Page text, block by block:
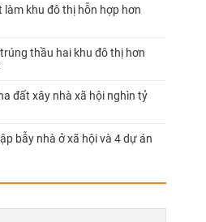
làm khu đô thị hỗn hợp hơn
thầu hai khu đô thị hơn
đất xây nhà xã hội nghìn tỷ
bẫy nhà ở xã hội và 4 dự án